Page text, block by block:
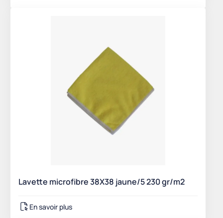
Lavette microfibre 38X38 jaune/5 230 gr/m2
En savoir plus